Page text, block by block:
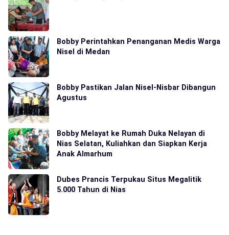
Bobby Perintahkan Penanganan Medis Warga
Nisel di Medan
Bobby Pastikan Jalan Nisel-Nisbar Dibangun
Agustus
Bobby Melayat ke Rumah Duka Nelayan di
Nias Selatan, Kuliahkan dan Siapkan Kerja
Anak Almarhum
Dubes Prancis Terpukau Situs Megalitik
5.000 Tahun di Nias